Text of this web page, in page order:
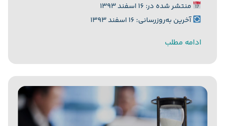
کند افزونه‌های ناخواسته را روی رایانه خود...
منتشر شده در: ۱۶ اسفند ۱۳۹۳
آخرین به‌روزرسانی: ۱۶ اسفند ۱۳۹۳
ادامه مطلب